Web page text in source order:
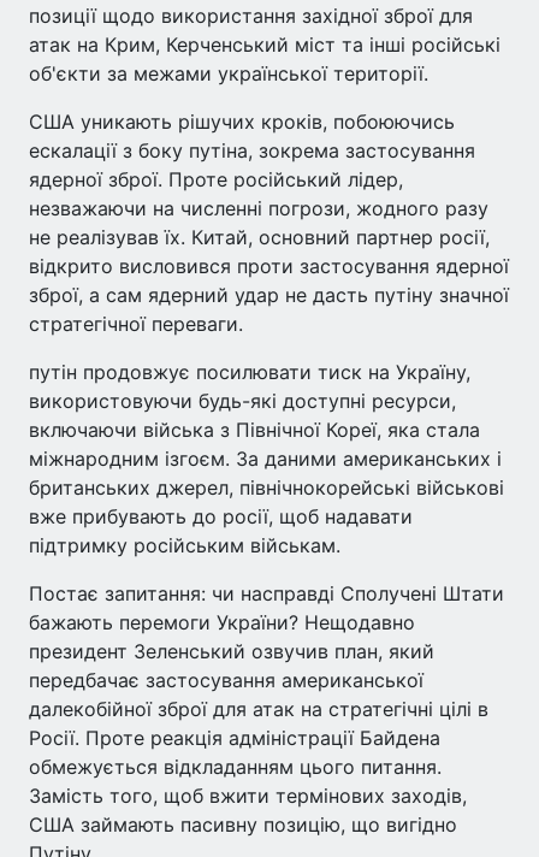
позиції щодо використання західної зброї для
атак на Крим, Керченський міст та інші російські
об'єкти за межами української території.
США уникають рішучих кроків, побоюючись
ескалації з боку путіна, зокрема застосування
ядерної зброї. Проте російський лідер,
незважаючи на численні погрози, жодного разу
не реалізував їх. Китай, основний партнер росії,
відкрито висловився проти застосування ядерної
зброї, а сам ядерний удар не дасть путіну значної
стратегічної переваги.
путін продовжує посилювати тиск на Україну,
використовуючи будь-які доступні ресурси,
включаючи війська з Північної Кореї, яка стала
міжнародним ізгоєм. За даними американських і
британських джерел, північнокорейські військові
вже прибувають до росії, щоб надавати
підтримку російським військам.
Постає запитання: чи насправді Сполучені Штати
бажають перемоги України? Нещодавно
президент Зеленський озвучив план, який
передбачає застосування американської
далекобійної зброї для атак на стратегічні цілі в
Росії. Проте реакція адміністрації Байдена
обмежується відкладанням цього питання.
Замість того, щоб вжити термінових заходів,
США займають пасивну позицію, що вигідно